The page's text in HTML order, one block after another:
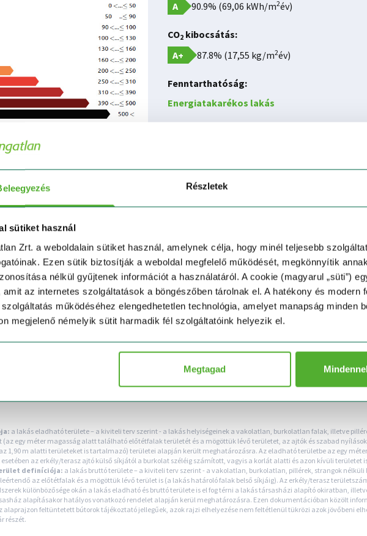
Részletek
sütiket használ
Zrt. a weboldalain sütiket használ, amelynek célja, hogy minél teljesebb
Ezen sütik biztosítják a weboldal megfelelő működését, megkönnyítik
nélkül gyűjtenek információt a használatáról. A cookie (magyarul „süti”)
amit az internetes szolgáltatások a böngészőben tárolnak el. A hatékony és modern
működéséhez elengedhetetlen technológia, amelyet manapság minden
megjelenő némelyik sütit harmadik fél szolgáltatóink helyezik el.
Megtagad
A
90.9% (69,06 kWh/m2év)
CO2 kibocsátás:
A+
87.8% (17,55 kg/m2év)
Fenntarthatóság:
Energiatakarékos lakás
kínálat
a lakás eladható területe – a kiviteli terv szerint - a lakás helyiségeinek a vakolatlan, burkolatlan falak, illetve
egy méter magasság alatt található előtétfalak területét és a mögöttük lévő területet, az ajtók és szabad
1,90 m alatti területeket is tartalmazó) területei alapján került meghatározásra. Az eladható területbe az egy
az erkély/terasz ajtó külső síkjától a burkolat széléig számított, vagyis a korlát alatti és azon kívüli
definíciója: a lakás bruttó területe – a kiviteli terv szerint - a vakolatlan, burkolatlan, pillérek, strangok
az előtétfalak és a mögöttük lévő terület is (a lakás határoló falak belső síkjáig). Az erkély/terasz
különbözősége okán a lakás eladható és bruttó területe is el fog térni a lakás társasházi alapító okiratban,
alapításakor hatályos vonatkozó rendelet alapján kerül meghatározásra. Ezen dokumentációban közölt
feltüntetett bútorok tájékoztató jellegűek, azok rajzi elhelyezése nem feltétlenül tükrözi azok jövőbeni
részét.